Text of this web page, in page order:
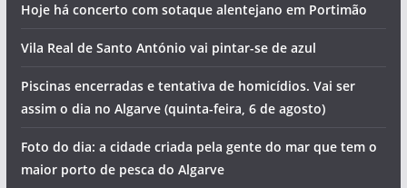
Hoje há concerto com sotaque alentejano em Portimão
Vila Real de Santo António vai pintar-se de azul
Piscinas encerradas e tentativa de homicídios. Vai ser
assim o dia no Algarve (quinta-feira, 6 de agosto)
Foto do dia: a cidade criada pela gente do mar que tem o
maior porto de pesca do Algarve